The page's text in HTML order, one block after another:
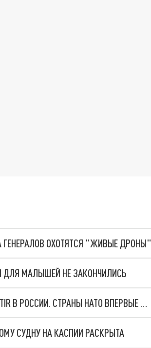
ОХОТЯТСЯ "ЖИВЫЕ ДРОНЫ"
ДЛЯ МАЛЫШЕЙ НЕ ЗАКОНЧИЛИСЬ
"ОЧЕНЬ ПЛОХИЕ НОВОСТИ": БОЛЬШАЯ ОШИБКА PALANTIR В РОССИИ. СТРАНЫ НАТО ВПЕРВЫЕ ЗА СВО ОСТАНОВИЛИ ПОСТАВКИ ОРУЖИЯ. ВСУ ТЕРЯЮТ ПРИГРАНИЧЬЕ?
СУДНУ НА КАСПИИ РАСКРЫТА